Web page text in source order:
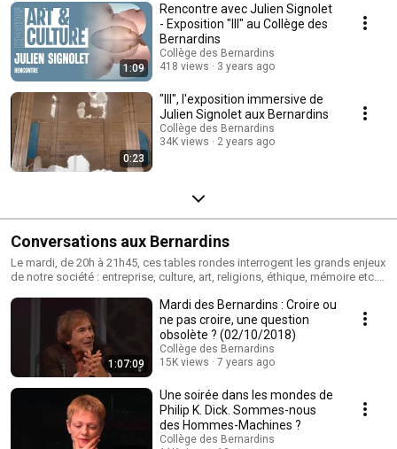
1:09
Rencontre avec Julien Signolet
- Exposition "III" au Collège des
Bernardins
Collège des Bernardins
418 views
3 years ago
0:23
"III", l'exposition immersive de
Julien Signolet aux Bernardins
Collège des Bernardins
34K views
2 years ago
Conversations aux Bernardins
Le mardi, de 20h à 21h45, ces tables rondes interrogent les grands enjeux
de notre société : entreprise, culture, art, religions, éthique, mémoire etc.
1:07:09
Mardi des Bernardins : Croire ou
ne pas croire, une question
obsolète ? (02/10/2018)
Collège des Bernardins
15K views
7 years ago
Une soirée dans les mondes de
Philip K. Dick. Sommes-nous
des Hommes-Machines ?
Collège des Bernardins